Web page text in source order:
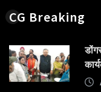
CG Breaking